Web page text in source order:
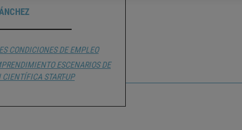
CONDICIONES DE EMPLEO
ESCENARIOS DE
CIENTÍFICA START-UP